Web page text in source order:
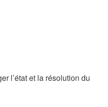
l’état et la résolution du